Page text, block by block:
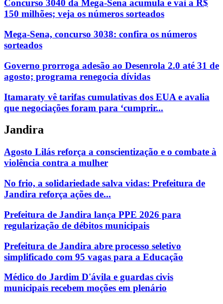
Concurso 3040 da Mega-Sena acumula e vai a R$
150 milhões; veja os números sorteados
Mega-Sena, concurso 3038: confira os números
sorteados
Governo prorroga adesão ao Desenrola 2.0 até 31 de
agosto; programa renegocia dívidas
Itamaraty vê tarifas cumulativas dos EUA e avalia
que negociações foram para ‘cumprir...
Jandira
Agosto Lilás reforça a conscientização e o combate à
violência contra a mulher
No frio, a solidariedade salva vidas: Prefeitura de
Jandira reforça ações de...
Prefeitura de Jandira lança PPE 2026 para
regularização de débitos municipais
Prefeitura de Jandira abre processo seletivo
simplificado com 95 vagas para a Educação
Médico do Jardim D'ávila e guardas civis
municipais recebem moções em plenário